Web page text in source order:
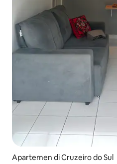
Apartemen di Cruzeiro do Sul